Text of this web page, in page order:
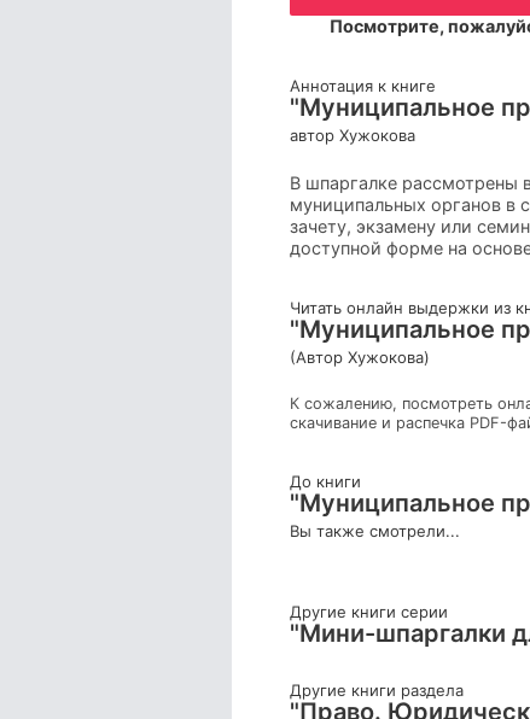
Посмотрите,
Аннотация к книге
"Муниципальное
автор Хужокова
В шпаргалке рассмотрены
муниципальных органов в
зачету, экзамену или
доступной форме на
Читать онлайн выдержки из
"Муниципальное
(Автор Хужокова)
К сожалению, посмотреть
скачивание и распечка PDF-
До книги
"Муниципальное
Вы также смотрели...
Другие книги серии
"Мини-шпаргалки
Другие книги раздела
"Право.